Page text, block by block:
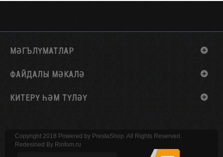
МӘГЪЛҮМАТЛАР
ФАЙДАЛЫ МӘКАЛӘ
КИТЕРҮ ҺӘМ ТҮЛӘҮ
Copyright 2018 Powered by PrestaShop. All Rights Reserved.
Redesined By Rinfom.ru